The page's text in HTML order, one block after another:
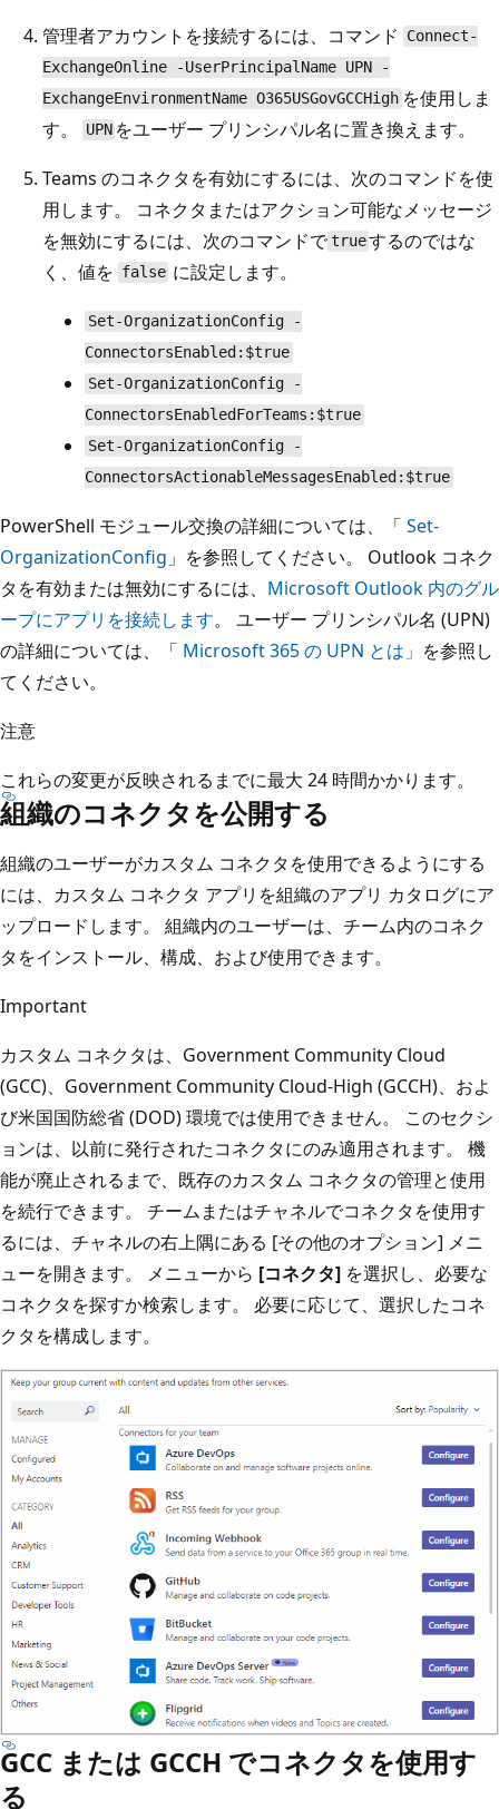
管理者アカウントを接続するには、コマンド
Connect-
ExchangeOnline -UserPrincipalName UPN -
ExchangeEnvironmentName O365USGovGCCHigh を使用しま
す。
UPN をユーザー プリンシパル名に置き換えます。
Teams のコネクタを有効にするには、次のコマンドを使
用します。 コネクタまたはアクション可能なメッセージ
を無効にするには、次のコマンドでtrueするのではな
く、値を false に設定します。
Set-OrganizationConfig -
ConnectorsEnabled:$true
Set-OrganizationConfig -
ConnectorsEnabledForTeams:$true
Set-OrganizationConfig -
ConnectorsActionableMessagesEnabled:$true
PowerShell モジュール交換の詳細については、「 Set-
OrganizationConfig 」を参照してください。 Outlook コネク
タを有効または無効にするには、 Microsoft Outlook 内のグル
ープにアプリを接続します。 ユーザー プリンシパル名 (UPN)
の詳細については、「 Microsoft 365 の UPN とは」 を参照し
てください。
注意
これらの変更が反映されるまでに最大 24 時間かかります。
組織のコネクタを公開する
組織のユーザーがカスタム コネクタを使用できるようにする
には、カスタム コネクタ アプリを組織のアプリ カタログにア
ップロードします。 組織内のユーザーは、チーム内のコネク
タをインストール、構成、および使用できます。
Important
カスタム コネクタは、Government Community Cloud
(GCC)、Government Community Cloud-High (GCCH)、およ
び米国国防総省 (DOD) 環境では使用できません。 このセクシ
ョンは、以前に発行されたコネクタにのみ適用されます。 機
能が廃止されるまで、既存のカスタム コネクタの管理と使用
を続行できます。 チームまたはチャネルでコネクタを使用す
るには、チャネルの右上隅にある [その他のオプション] メニ
ューを開きます。 メニューから [コネクタ] を選択し、必要な
コネクタを探すか検索します。 必要に応じて、選択したコネ
クタを構成します。
GCC または GCCH でコネクタを使用す
る